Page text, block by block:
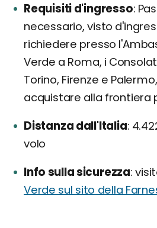
Requisiti d'ingresso
necessario, visto
richiedere presso
Verde a Roma, i
Torino, Firenze e
acquistare alla frontiera
Distanza dall'Italia
volo
Info sulla sicurezza
Verde sul sito della